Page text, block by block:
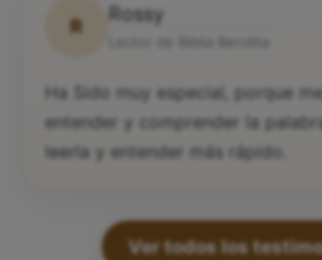
R
Rossy
Ha Sido muy especial, porque
entender y comprender la
leerla y entender más rápido.
Ver todos los